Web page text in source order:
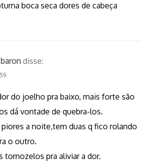
boca seca dores de cabeça
disse:
do joelho pra baixo, mais forte são
dá vontade de quebra-los.
a noite,tem duas q fico rolando
o outro.
tornozelos pra aliviar a dor.